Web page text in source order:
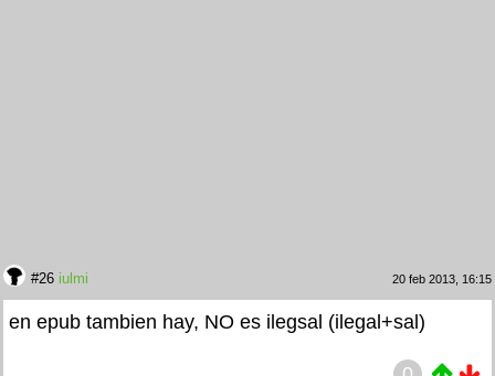
#26 iulmi 20 feb 2013, 16:15
en epub tambien hay, NO es ilegsal (ilegal+sal)